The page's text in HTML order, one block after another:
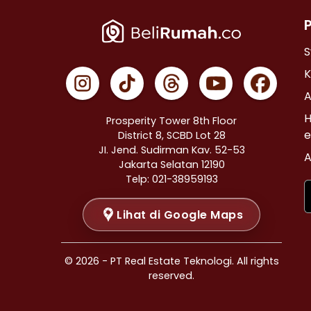
Properti Dijual di Johar Baru >
Properti Dijual di Menteng >
Properti Dijual di Tanah Abang >
Properti Dijual di Kramat >
Properti Dijual di Bendungan Hilir >
Properti Dijual di Jakarta Selatan >
Properti Dijual di Cilandak >
Properti Dijual di Gandaria Selatan >
Properti Dijual di Cipete Selatan >
Properti Dijual di Lenteng Agung >
Properti Dijual di Pondok Pinang >
Properti Dijual di Kebayoran Baru >
Properti Dijual di Mampang Prapatan >
Prosperity Tower 8th Floor
District 8, SCBD Lot 28
JI. Jend. Sudirman Kav. 52-53
Jakarta Selatan 12190
Telp: 021-38959193
Lihat di Google Maps
© 2026 - PT Real Estate Teknologi. All rights
reserved.